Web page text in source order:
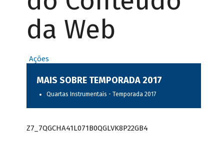
da Web
Ações
MAIS SOBRE TEMPORADA 2017
Quartas Instrumentais - Temporada 2017
Z7_7QGCHA41L071B0QGLVK8P22GB4